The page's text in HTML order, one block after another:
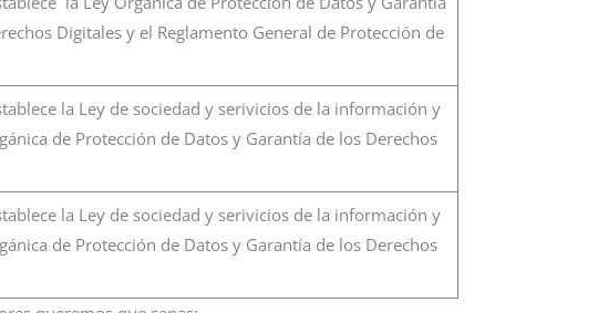
Digitales y el Reglamento General de Protección de
la Ley de sociedad y serivicios de la información y
de Protección de Datos y Garantía de los Derechos
la Ley de sociedad y serivicios de la información y
de Protección de Datos y Garantía de los Derechos